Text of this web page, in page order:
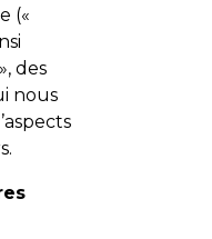
(«
des
nous